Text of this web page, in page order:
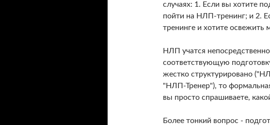
случаях: 1. Если вы хотите
пойти на НЛП-тренинг; и 2.
тренинге и хотите освежить
НЛП учатся
соответствующую
жестко структурировано
"НЛП-Тренер"), то
вы просто спрашиваете,
Более тонкий вопрос -